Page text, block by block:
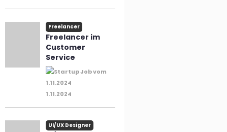
Freelancer
Freelancer im
Customer
Service
1.11.2024
UI/UX Designer